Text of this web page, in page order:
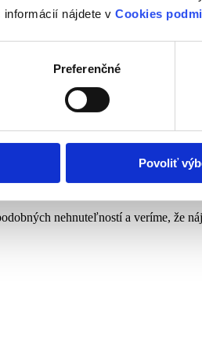
nájdete v Cookies
Preferenčné
Povoliť
nájdete v sekciiochrana osobných
nehnuteľností a veríme, že